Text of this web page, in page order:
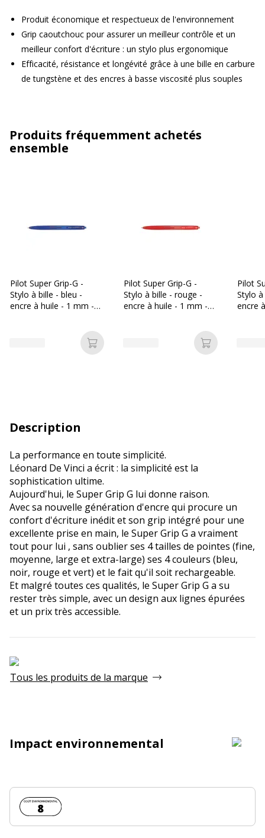
Produit économique et respectueux de l'environnement
Grip caoutchouc pour assurer un meilleur contrôle et un
meilleur confort d'écriture : un stylo plus ergonomique
Efficacité, résistance et longévité grâce à une bille en carbure
de tungstène et des encres à basse viscosité plus souples
Produits fréquemment achetés
ensemble
Pilot Super Grip-G -
Stylo à bille - bleu -
encre à huile - 1 mm -
Ajouter au panier
Pilot Super Grip-G -
Stylo à bille - rouge -
encre à huile - 1 mm -
Ajouter au
Pilot
Stylo
encre
Description
La performance en toute simplicité.
Léonard De Vinci a écrit : la simplicité est la
sophistication ultime.
Aujourd'hui, le Super Grip G lui donne raison.
Avec sa nouvelle génération d'encre qui procure un
confort d'écriture inédit et son grip intégré pour une
excellente prise en main, le Super Grip G a vraiment
tout pour lui , sans oublier ses 4 tailles de pointes (fine,
moyenne, large et extra-large) ses 4 couleurs (bleu,
noir, rouge et vert) et le fait qu'il soit rechargeable.
Et malgré toutes ces qualités, le Super Grip G a su
rester très simple, avec un design aux lignes épurées
et un prix très accessible.
Tous les produits de la marque
Impact environnemental
Coût environnemental :
8